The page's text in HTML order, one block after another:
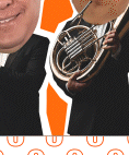
quela
complete
a la ley, por lo